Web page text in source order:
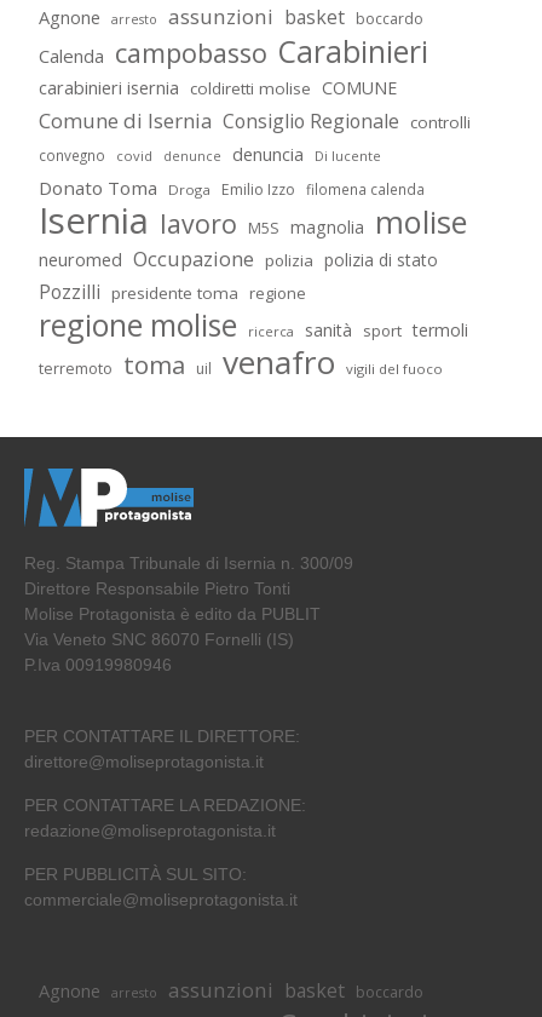
Agnone arresto assunzioni basket boccardo
Calenda campobasso Carabinieri
carabinieri isernia coldiretti molise COMUNE
Comune di Isernia Consiglio Regionale controlli
convegno covid denunce denuncia Di lucente
Donato Toma Droga Emilio Izzo filomena calenda
Isernia lavoro M5S magnolia molise
neuromed Occupazione polizia polizia di stato
Pozzilli presidente toma regione
regione molise ricerca sanità sport termoli
terremoto toma uil venafro vigili del fuoco
Reg. Stampa Tribunale di Isernia n. 300/09
Direttore Responsabile Pietro Tonti
Molise Protagonista è edito da PUBLIT
Via Veneto SNC 86070 Fornelli (IS)
P.Iva 00919980946
PER CONTATTARE IL DIRETTORE:
direttore@moliseprotagonista.it
PER CONTATTARE LA REDAZIONE:
redazione@moliseprotagonista.it
PER PUBBLICITÀ SUL SITO:
commerciale@moliseprotagonista.it
Agnone arresto assunzioni basket boccardo